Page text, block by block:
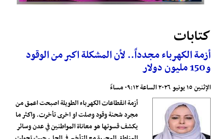
كتابات
أزمة الكهرباء مجدداً.. لأن المشكلة اكبر من الوقود
و150 مليون دولار
الإثنين ١٥ يونيو ٢٠٢٦ الساعة ٠٩:١٢ مساءً
أزمة انقطاعات الكهرباء الطويلة اصبحت اعمق من
مجرد شحنة وقود وصلت او اخرى تأخرت. واكثر ما
يكشف قسوتها هو معاناة المواطنين في عدن وسائر